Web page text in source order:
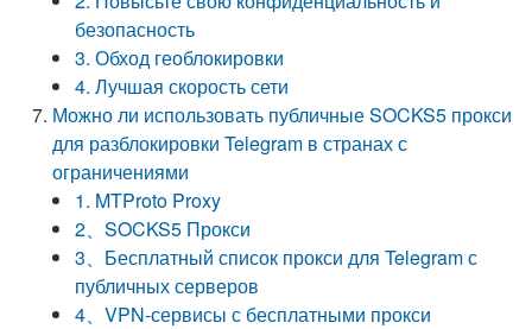
безопасность
3. Обход геоблокировки
4. Лучшая скорость сети
Можно ли использовать публичные SOCKS5 прокси
для разблокировки Telegram в странах с
ограничениями
1. MTProto Proxy
2、SOCKS5 Прокси
3、Бесплатный список прокси для Telegram с
публичных серверов
4、VPN-сервисы с бесплатными прокси